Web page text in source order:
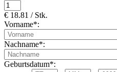
€ 18.81 / Stk.
Vorname*:
Nachname*:
Geburtsdatum*: